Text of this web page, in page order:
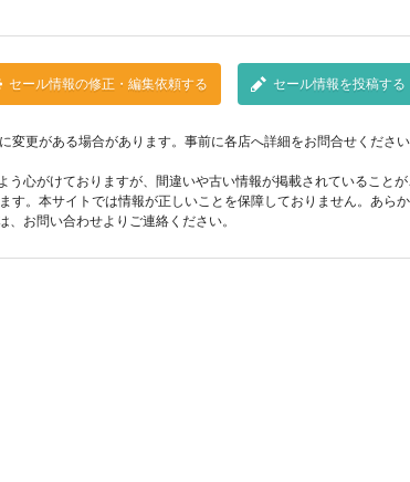
セール情報の修正・編集依頼する セール情報を投稿する
更がある場合があります。事前に各店へ詳細をお問合せください
心がけておりますが、間違いや古い情報が掲載されていること
す。本サイトでは情報が正しいことを保障しておりません。あらか
お問い合わせよりご連絡ください。